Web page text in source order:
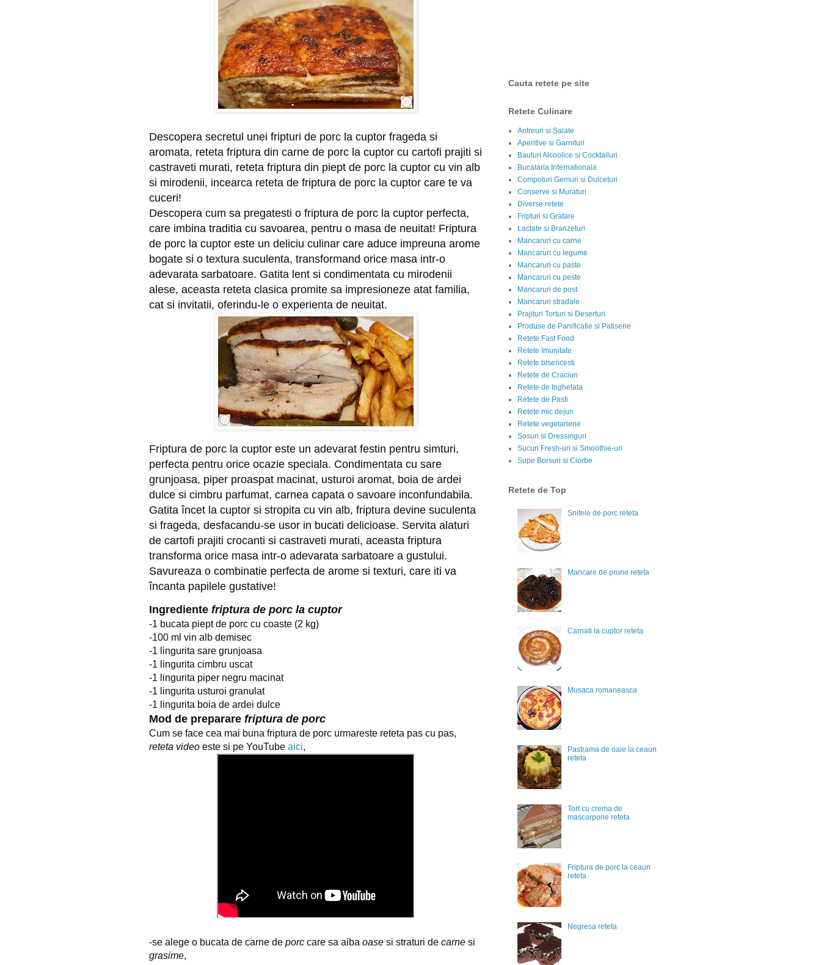
Descopera secretul unei fripturi de porc la cuptor frageda si
aromata, reteta friptura din carne de porc la cuptor cu cartofi prajiti si
castraveti murati, reteta friptura din piept de porc la cuptor cu vin alb
si mirodenii, incearca reteta de friptura de porc la cuptor care te va
cuceri!
Descopera cum sa pregatesti o friptura de porc la cuptor perfecta,
care imbina traditia cu savoarea, pentru o masa de neuitat! Friptura
de porc la cuptor este un deliciu culinar care aduce impreuna arome
bogate si o textura suculenta, transformand orice masa intr-o
adevarata sarbatoare. Gatita lent si condimentata cu mirodenii
alese, aceasta reteta clasica promite sa impresioneze atat familia,
cat si invitatii, oferindu-le o experienta de neuitat.
Friptura de porc la cuptor este un adevarat festin pentru simturi,
perfecta pentru orice ocazie speciala. Condimentata cu sare
grunjoasa, piper proaspat macinat, usturoi aromat, boia de ardei
dulce si cimbru parfumat, carnea capata o savoare inconfundabila.
Gatita încet la cuptor si stropita cu vin alb, friptura devine suculenta
si frageda, desfacandu-se usor in bucati delicioase. Servita alaturi
de cartofi prajiti crocanti si castraveti murati, aceasta friptura
transforma orice masa intr-o adevarata sarbatoare a gustului.
Savureaza o combinatie perfecta de arome si texturi, care iti va
încanta papilele gustative!
Ingrediente friptura de porc la cuptor
-1 bucata piept de porc cu coaste (2 kg)
-100 ml vin alb demisec
-1 lingurita sare grunjoasa
-1 lingurita cimbru uscat
-1 lingurita piper negru macinat
-1 lingurita usturoi granulat
-1 lingurita boia de ardei dulce
Mod de preparare friptura de porc
Cum se face cea mai buna friptura de porc urmareste reteta pas cu pas,
reteta video este si pe YouTube aici,
-se alege o bucata de carne de porc care sa aiba oase si straturi de carne si
grasime,
Cauta retete pe site
Retete Culinare
Antreuri si Salate
Aperitive si Garnituri
Bauturi Alcoolice si Cocktailuri
Bucataria Internationala
Compoturi Gemuri si Dulceturi
Conserve si Muraturi
Diverse retete
Fripturi si Gratare
Lactate si Branzeturi
Mancaruri cu carne
Mancaruri cu legume
Mancaruri cu paste
Mancaruri cu peste
Mancaruri de post
Mancaruri stradale
Prajituri Torturi si Deserturi
Produse de Panificatie si Patiserie
Retete Fast Food
Retete Imunitate
Retete bisericesti
Retete de Craciun
Retete de Inghetata
Retete de Pasti
Retete mic dejun
Retete vegetariene
Sosuri si Dressinguri
Sucuri Fresh-uri si Smoothie-uri
Supe Borsuri si Ciorbe
Retete de Top
Snitele de porc reteta
Mancare de prune reteta
Carnati la cuptor reteta
Musaca romaneasca
Pastrama de oaie la ceaun
reteta
Tort cu crema de
mascarpone reteta
Friptura de porc la ceaun
reteta
Negresa reteta